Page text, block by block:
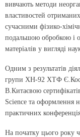
вивчають методи
властивостей
сучасними фізико-
подальшою обробкою і
матеріалів у вигляді
Одним з результатів
групи ХН-92 ХТФ
В.Китаєвою
Science та оформлення
практичних
На початку цього року